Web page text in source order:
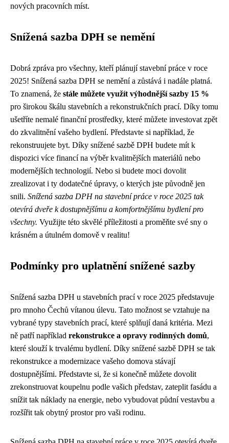
nových pracovních míst.
Snížená sazba DPH se nemění
Dobrá zpráva pro všechny, kteří plánují stavební práce v roce
2025! Snížená sazba DPH se nemění a zůstává i nadále platná.
To znamená, že stále můžete využít výhodnější sazby 15 %
pro širokou škálu stavebních a rekonstrukčních prací. Díky tomu
ušetříte nemalé finanční prostředky, které můžete investovat zpět
do zkvalitnění vašeho bydlení. Představte si například, že
rekonstruujete byt. Díky snížené sazbě DPH budete mít k
dispozici více financí na výběr kvalitnějších materiálů nebo
modernějších technologií. Nebo si budete moci dovolit
zrealizovat i ty dodatečné úpravy, o kterých jste původně jen
snili. Snížená sazba DPH na stavební práce v roce 2025 tak
otevírá dveře k dostupnějšímu a komfortnějšímu bydlení pro
všechny. Využijte této skvělé příležitosti a proměňte své sny o
krásném a útulném domově v realitu!
Podmínky pro uplatnění snížené sazby
Snížená sazba DPH u stavebních prací v roce 2025 představuje
pro mnoho Čechů vítanou úlevu. Tato možnost se vztahuje na
vybrané typy stavebních prací, které splňují daná kritéria. Mezi
ně patří například rekonstrukce a opravy rodinných domů,
které slouží k trvalému bydlení. Díky snížené sazbě DPH se tak
rekonstrukce a modernizace vašeho domova stávají
dostupnějšími. Představte si, že si konečně můžete dovolit
zrekonstruovat koupelnu podle vašich představ, zateplit fasádu a
snížit tak náklady na energie, nebo vybudovat půdní vestavbu a
rozšířit tak obytný prostor pro vaši rodinu.